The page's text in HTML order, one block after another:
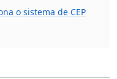
o sistema de CEP